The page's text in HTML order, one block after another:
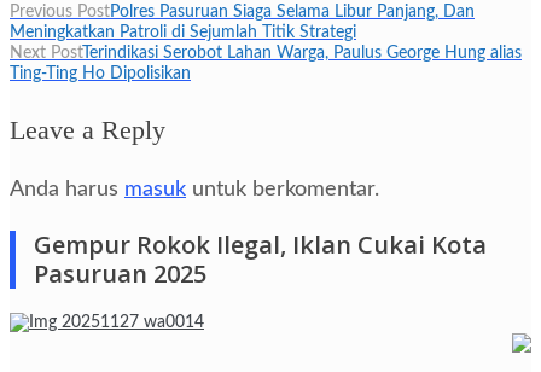
Navigasi
pos
Previous PostPolres Pasuruan Siaga Selama Libur Panjang, Dan
Meningkatkan Patroli di Sejumlah Titik Strategi
Next PostTerindikasi Serobot Lahan Warga, Paulus George Hung alias
Ting-Ting Ho Dipolisikan
Leave a Reply
Anda harus masuk untuk berkomentar.
Gempur Rokok Ilegal, Iklan Cukai Kota
Pasuruan 2025